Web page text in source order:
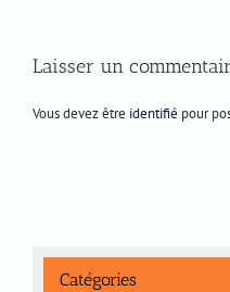
Laisser un
Vous devez être identifié pour
Catégories